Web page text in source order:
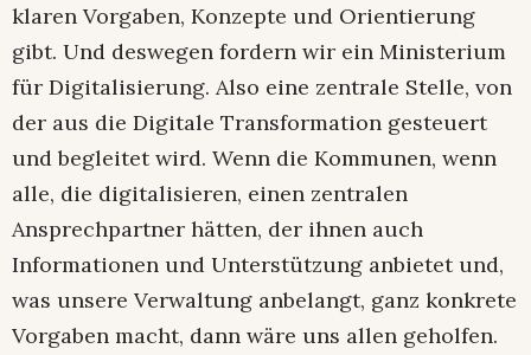
klaren Vorgaben, Konzepte und Orientierung
gibt. Und deswegen fordern wir ein Ministerium
für Digitalisierung. Also eine zentrale Stelle, von
der aus die Digitale Transformation gesteuert
und begleitet wird. Wenn die Kommunen, wenn
alle, die digitalisieren, einen zentralen
Ansprechpartner hätten, der ihnen auch
Informationen und Unterstützung anbietet und,
was unsere Verwaltung anbelangt, ganz konkrete
Vorgaben macht, dann wäre uns allen geholfen.